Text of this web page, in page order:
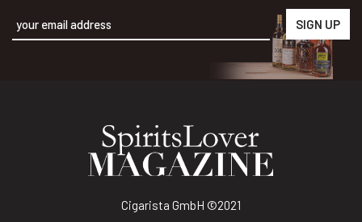
Cigarista GmbH ©2021